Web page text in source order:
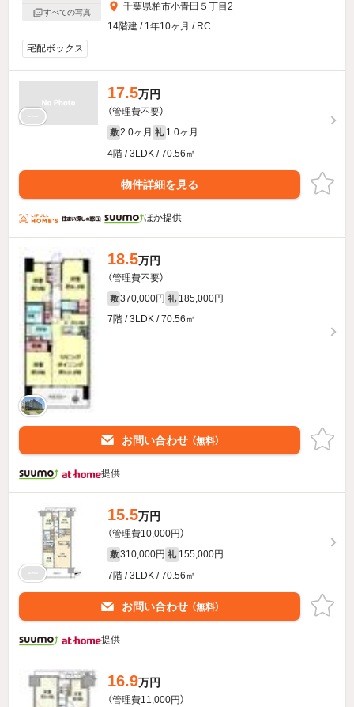
すべての写真
千葉県柏市小青田５丁目2
14階建 / 1年10ヶ月 / RC
宅配ボックス
17.5万円
（管理費不要）
敷 2.0ヶ月 礼 1.0ヶ月
4階 / 3LDK / 70.56㎡
物件詳細を見る
ほか提供
18.5万円
（管理費不要）
敷 370,000円 礼 185,000円
7階 / 3LDK / 70.56㎡
お問い合わせ （無料）
提供
15.5万円
（管理費10,000円）
敷 310,000円 礼 155,000円
7階 / 3LDK / 70.56㎡
お問い合わせ （無料）
提供
16.9万円
（管理費11,000円）